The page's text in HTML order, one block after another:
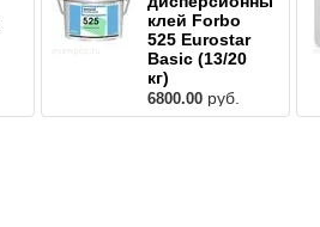
клей Forbo
525 Eurostar
Basic (13/20
кг)
6800.00 руб.